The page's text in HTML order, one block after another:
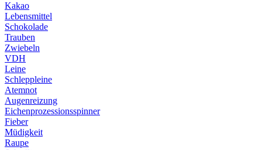
Kakao
Lebensmittel
Schokolade
Trauben
Zwiebeln
VDH
Leine
Schleppleine
Atemnot
Augenreizung
Eichenprozessionsspinner
Fieber
Müdigkeit
Raupe